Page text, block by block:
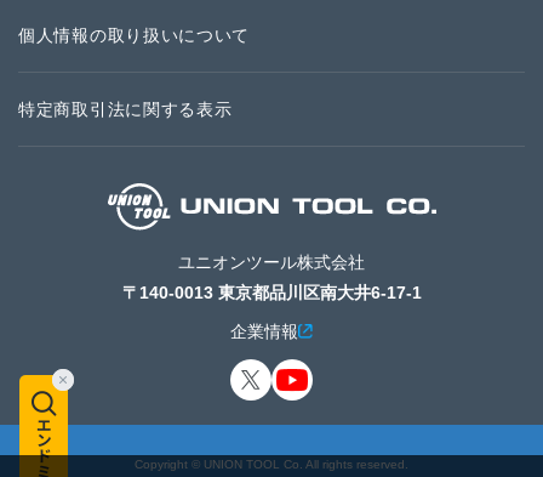
個人情報の取り扱いについて
特定商取引法に関する表示
ユニオンツール株式会社
〒140-0013 東京都品川区南大井6-17-1
企業情報
Copyright © UNION TOOL Co. All rights reserved.